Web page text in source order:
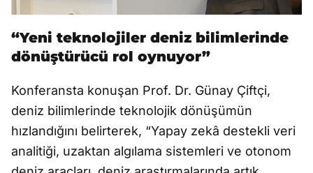
“Yeni teknolojiler deniz bilimlerinde
dönüştürücü rol oynuyor”
Konferansta konuşan Prof. Dr. Günay Çiftçi,
deniz bilimlerinde teknolojik dönüşümün
hızlandığını belirterek, “Yapay zekâ destekli veri
analitiği, uzaktan algılama sistemleri ve otonom